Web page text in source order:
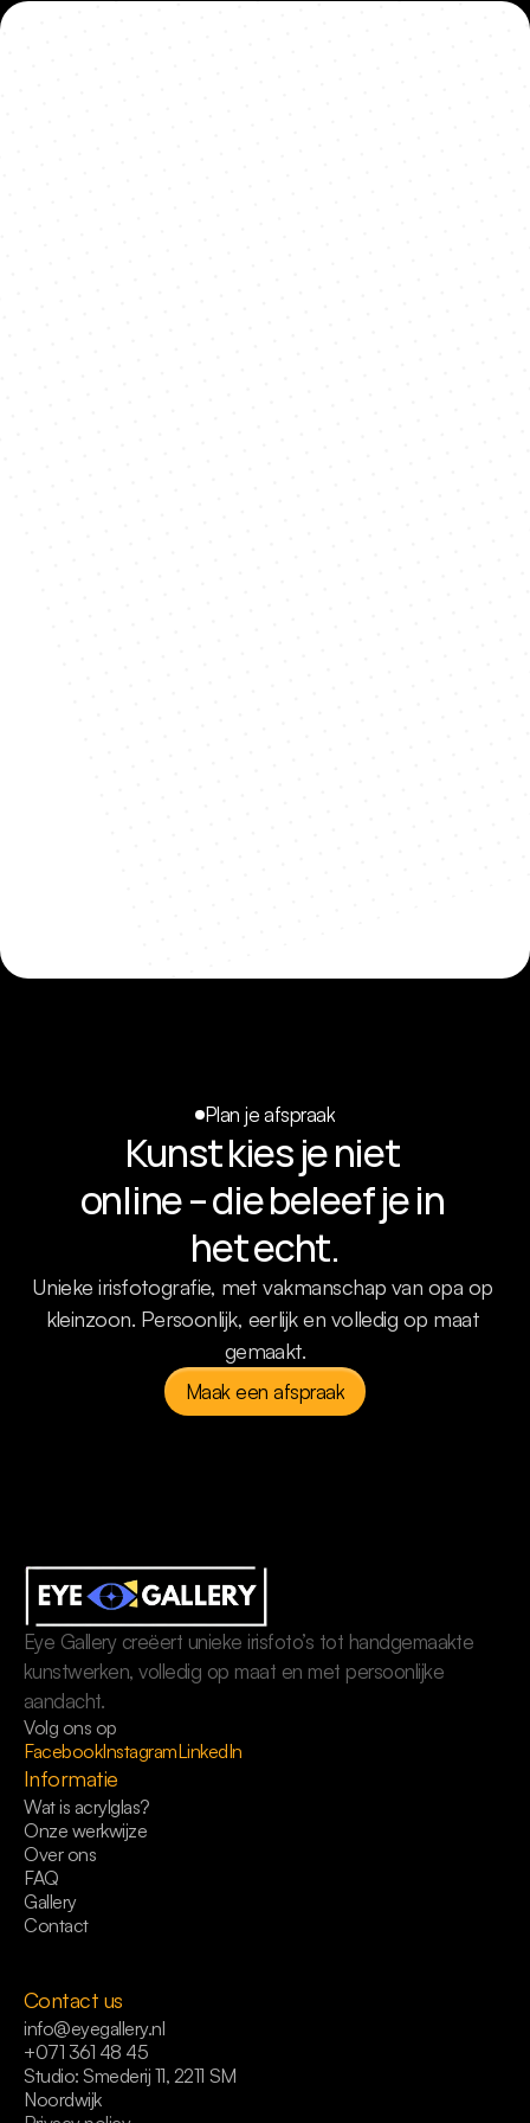
Plan je afspraak
Kunst kies je niet
online – die beleef je in
het echt.
Unieke irisfotografie, met vakmanschap van opa op
kleinzoon. Persoonlijk, eerlijk en volledig op maat
gemaakt.
Maak een afspraak
Eye Gallery creëert unieke irisfoto’s tot handgemaakte
kunstwerken, volledig op maat en met persoonlijke
aandacht.
Volg ons op
FacebookInstagramLinkedIn
Informatie
Wat is acrylglas?
Onze werkwijze
Over ons
FAQ
Gallery
Contact
Contact us
info@eyegallery.nl
+071 361 48 45
Studio: Smederij 11, 2211 SM
Noordwijk